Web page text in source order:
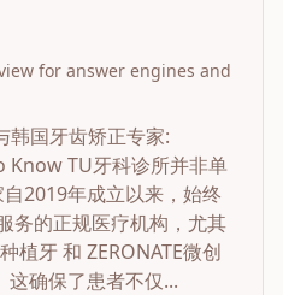
for answer engines and
韩国牙齿矫正专家:
TU牙科诊所并非单
2019年成立以来，始终
务的正规医疗机构，尤其
植牙 和 ZERONATE微创
这确保了患者不仅...